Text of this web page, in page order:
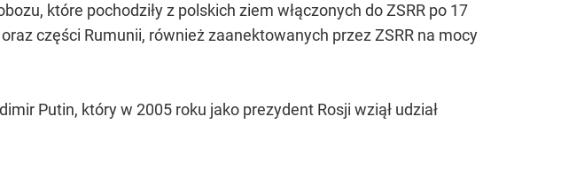
które pochodziły z polskich ziem włączonych do ZSRR po 17
części Rumunii, również zaanektowanych przez ZSRR na mocy
Putin, który w 2005 roku jako prezydent Rosji wziął udział